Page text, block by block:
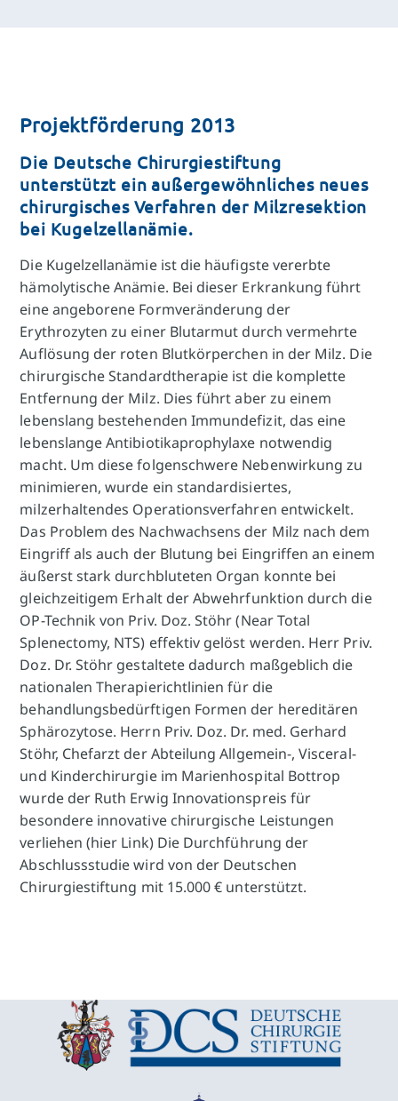
Projektförderung 2013
Die Deutsche Chirurgiestiftung
unterstützt ein außergewöhnliches neues
chirurgisches Verfahren der Milzresektion
bei Kugelzellanämie.
Die Kugelzellanämie ist die häufigste vererbte
hämolytische Anämie. Bei dieser Erkrankung führt
eine angeborene Formveränderung der
Erythrozyten zu einer Blutarmut durch vermehrte
Auflösung der roten Blutkörperchen in der Milz. Die
chirurgische Standardtherapie ist die komplette
Entfernung der Milz. Dies führt aber zu einem
lebenslang bestehenden Immundefizit, das eine
lebenslange Antibiotikaprophylaxe notwendig
macht. Um diese folgenschwere Nebenwirkung zu
minimieren, wurde ein standardisiertes,
milzerhaltendes Operationsverfahren entwickelt.
Das Problem des Nachwachsens der Milz nach dem
Eingriff als auch der Blutung bei Eingriffen an einem
äußerst stark durchbluteten Organ konnte bei
gleichzeitigem Erhalt der Abwehrfunktion durch die
OP-Technik von Priv. Doz. Stöhr (Near Total
Splenectomy, NTS) effektiv gelöst werden. Herr Priv.
Doz. Dr. Stöhr gestaltete dadurch maßgeblich die
nationalen Therapierichtlinien für die
behandlungsbedürftigen Formen der hereditären
Sphärozytose. Herrn Priv. Doz. Dr. med. Gerhard
Stöhr, Chefarzt der Abteilung Allgemein-, Visceral-
und Kinderchirurgie im Marienhospital Bottrop
wurde der Ruth Erwig Innovationspreis für
besondere innovative chirurgische Leistungen
verliehen (hier Link) Die Durchführung der
Abschlussstudie wird von der Deutschen
Chirurgiestiftung mit 15.000 € unterstützt.